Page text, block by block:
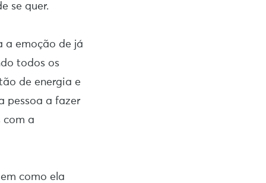
se quer.
a emoção de já
todos os
de energia e
pessoa a fazer
com a
como ela